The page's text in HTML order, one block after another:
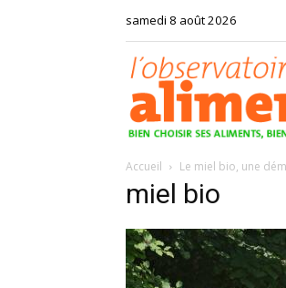
samedi 8 août 2026
Accueil Le miel bio, une
miel bio